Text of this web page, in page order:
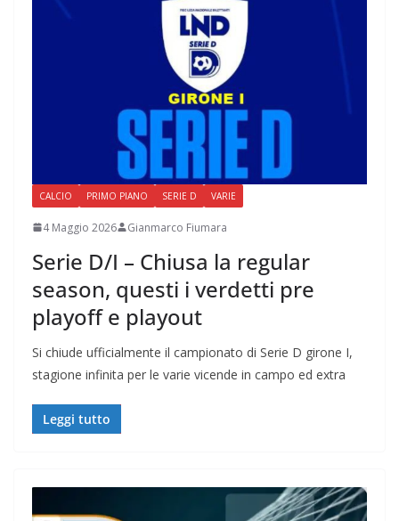
CALCIO PRIMO PIANO SERIE D VARIE
4 Maggio 2026 Gianmarco Fiumara
Serie D/I – Chiusa la regular
season, questi i verdetti pre
playoff e playout
Si chiude ufficialmente il campionato di Serie D girone I,
stagione infinita per le varie vicende in campo ed extra
Leggi tutto